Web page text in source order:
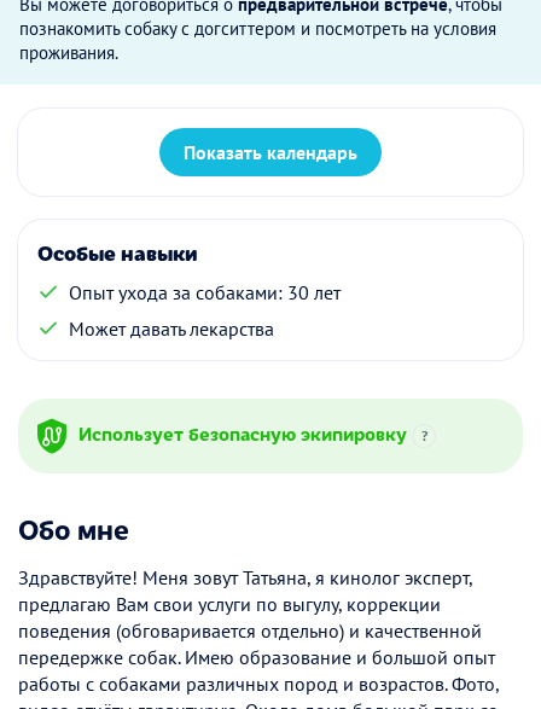
познакомить собаку с догситтером и посмотреть на условия
проживания.
Показать календарь
Особые навыки
Опыт ухода за собаками: 30 лет
Может давать лекарства
Использует безопасную экипировку ?
Обо мне
Здравствуйте! Меня зовут Татьяна, я кинолог эксперт,
предлагаю Вам свои услуги по выгулу, коррекции
поведения (обговаривается отдельно) и качественной
передержке собак. Имею образование и большой опыт
работы с собаками различных пород и возрастов. Фото,